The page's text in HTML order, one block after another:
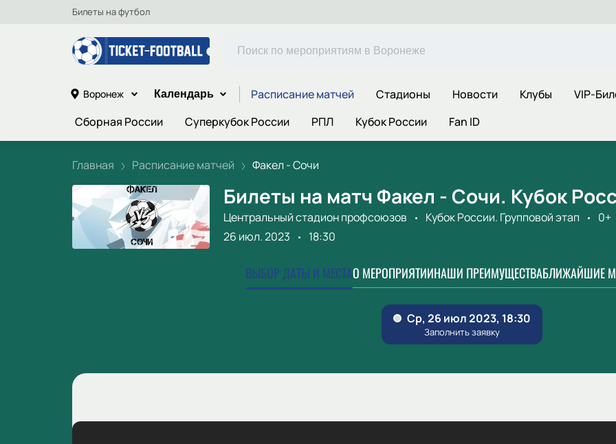
Билеты на футбол
Воронеж Календарь Расписание матчей Стадионы Новости Клубы
VIP-
Сборная России
Суперкубок России РПЛ Кубок России Fan ID
Главная Расписание матчей Факел - Сочи
Билеты на матч Факел - Сочи. Кубок
Центральный стадион профсоюзов Кубок России. Групповой этап
0+
26 июл. 2023
18:30
ВЫБОР ДАТЫ И МЕСТАО МЕРОПРИЯТИИНАШИ ПРЕИМУЩЕСТВАБЛИЖАЙШИЕ